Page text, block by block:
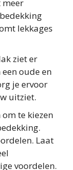
meer
lekkages
ziet er
oude en
je ervoor
uitziet.
te kiezen
Laat
voordelen.